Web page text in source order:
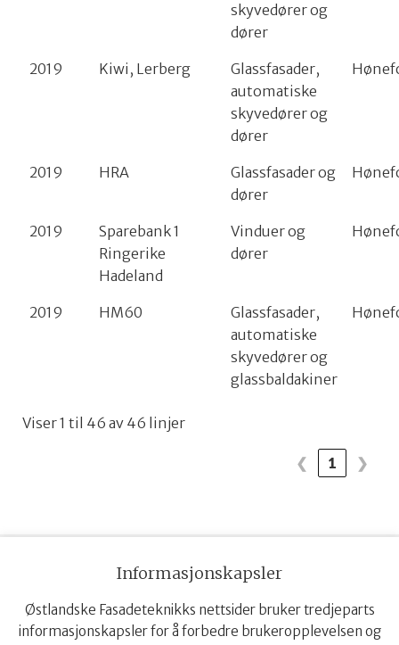
skyvedører og
dører
2019 Kiwi, Lerberg
Glassfasader,
automatiske
skyvedører og
dører
2019 HRA
Glassfasader og
dører
2019
Sparebank 1
Ringerike
Hadeland
Vinduer og
dører
2019 HM60
Glassfasader,
automatiske
skyvedører og
glassbaldakiner
Viser 1 til 46 av 46 linjer
❮ 1 ❯
Informasjonskapsler
Østlandske Fasadeteknikks nettsider bruker tredjeparts
informasjonskapsler for å forbedre brukeropplevelsen og